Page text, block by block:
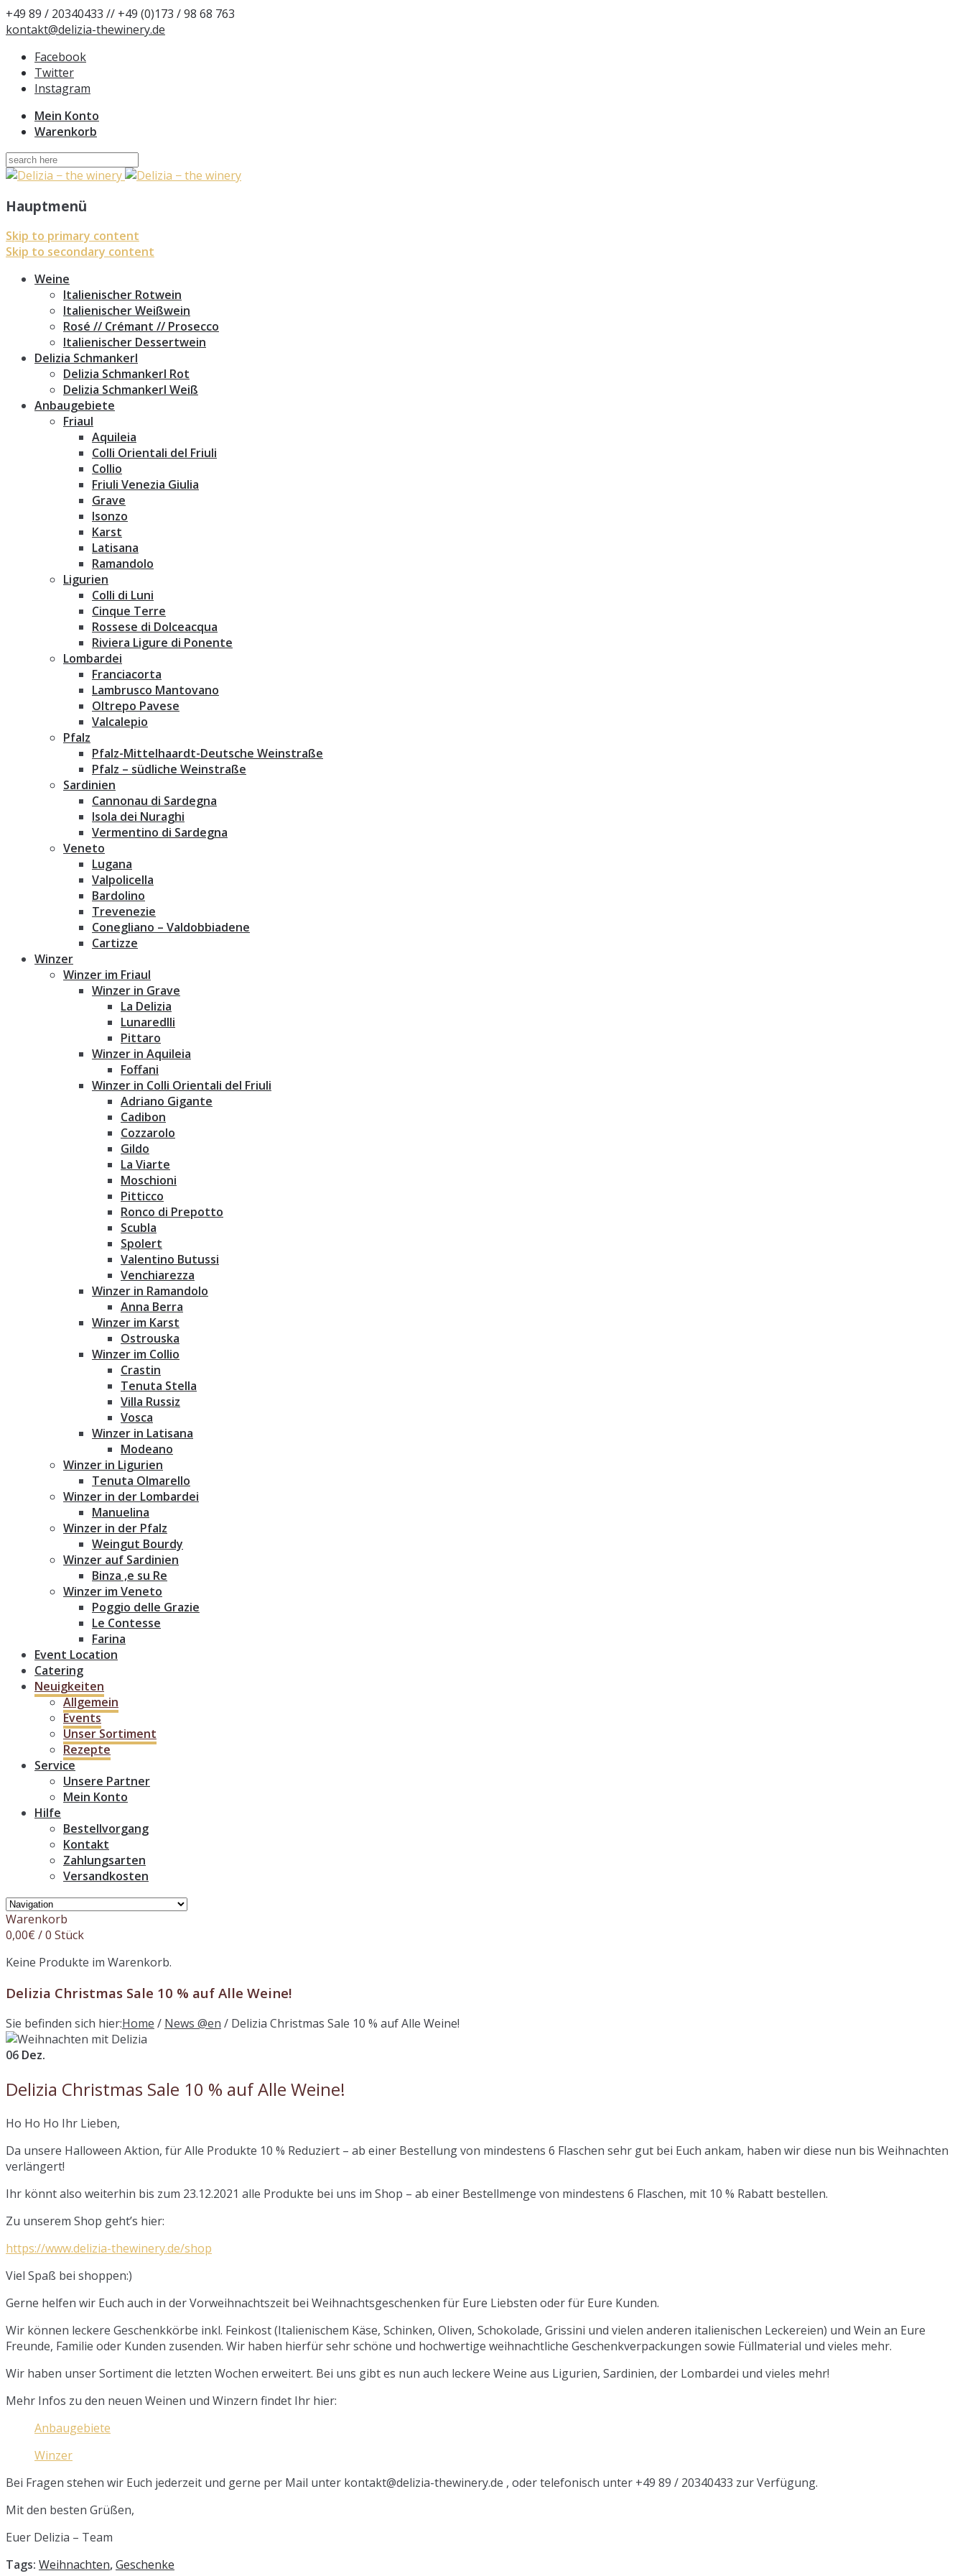
+49 89 / 20340433 // +49 (0)173 / 98 68 763
kontakt@delizia-thewinery.de
Facebook
Twitter
Instagram
Mein Konto
Warenkorb
Suchen
nach:
Hauptmenü
Skip to primary content
Skip to secondary content
Weine
Italienischer Rotwein
Italienischer Weißwein
Rosé // Crémant // Prosecco
Italienischer Dessertwein
Delizia Schmankerl
Delizia Schmankerl Rot
Delizia Schmankerl Weiß
Anbaugebiete
Friaul
Aquileia
Colli Orientali del Friuli
Collio
Friuli Venezia Giulia
Grave
Isonzo
Karst
Latisana
Ramandolo
Ligurien
Colli di Luni
Cinque Terre
Rossese di Dolceacqua
Riviera Ligure di Ponente
Lombardei
Franciacorta
Lambrusco Mantovano
Oltrepo Pavese
Valcalepio
Pfalz
Pfalz-Mittelhaardt-Deutsche Weinstraße
Pfalz – südliche Weinstraße
Sardinien
Cannonau di Sardegna
Isola dei Nuraghi
Vermentino di Sardegna
Veneto
Lugana
Valpolicella
Bardolino
Trevenezie
Conegliano – Valdobbiadene
Cartizze
Winzer
Winzer im Friaul
Winzer in Grave
La Delizia
Lunaredlli
Pittaro
Winzer in Aquileia
Foffani
Winzer in Colli Orientali del Friuli
Adriano Gigante
Cadibon
Cozzarolo
Gildo
La Viarte
Moschioni
Pitticco
Ronco di Prepotto
Scubla
Spolert
Valentino Butussi
Venchiarezza
Winzer in Ramandolo
Anna Berra
Winzer im Karst
Ostrouska
Winzer im Collio
Crastin
Tenuta Stella
Villa Russiz
Vosca
Winzer in Latisana
Modeano
Winzer in Ligurien
Tenuta Olmarello
Winzer in der Lombardei
Manuelina
Winzer in der Pfalz
Weingut Bourdy
Winzer auf Sardinien
Binza ‚e su Re
Winzer im Veneto
Poggio delle Grazie
Le Contesse
Farina
Event Location
Catering
Neuigkeiten
Allgemein
Events
Unser Sortiment
Rezepte
Service
Unsere Partner
Mein Konto
Hilfe
Bestellvorgang
Kontakt
Zahlungsarten
Versandkosten
Warenkorb
0,00€ / 0 Stück
Keine Produkte im Warenkorb.
Delizia Christmas Sale 10 % auf Alle Weine!
Sie befinden sich hier:Home / News @en / Delizia Christmas Sale 10 % auf Alle Weine!
06 Dez.
Delizia Christmas Sale 10 % auf Alle Weine!
Ho Ho Ho Ihr Lieben,
Da unsere Halloween Aktion, für Alle Produkte 10 % Reduziert – ab einer Bestellung von mindestens 6 Flaschen sehr gut bei Euch ankam, haben wir diese nun bis Weihnachten
verlängert!
Ihr könnt also weiterhin bis zum 23.12.2021 alle Produkte bei uns im Shop – ab einer Bestellmenge von mindestens 6 Flaschen, mit 10 % Rabatt bestellen.
Zu unserem Shop geht’s hier:
https://www.delizia-thewinery.de/shop
Viel Spaß bei shoppen:)
Gerne helfen wir Euch auch in der Vorweihnachtszeit bei Weihnachtsgeschenken für Eure Liebsten oder für Eure Kunden.
Wir können leckere Geschenkkörbe inkl. Feinkost (Italienischem Käse, Schinken, Oliven, Schokolade, Grissini und vielen anderen italienischen Leckereien) und Wein an Eure
Freunde, Familie oder Kunden zusenden. Wir haben hierfür sehr schöne und hochwertige weihnachtliche Geschenkverpackungen sowie Füllmaterial und vieles mehr.
Wir haben unser Sortiment die letzten Wochen erweitert. Bei uns gibt es nun auch leckere Weine aus Ligurien, Sardinien, der Lombardei und vieles mehr!
Mehr Infos zu den neuen Weinen und Winzern findet Ihr hier:
Anbaugebiete
Winzer
Bei Fragen stehen wir Euch jederzeit und gerne per Mail unter kontakt@delizia-thewinery.de , oder telefonisch unter +49 89 / 20340433 zur Verfügung.
Mit den besten Grüßen,
Euer Delizia – Team
Tags: Weihnachten,Geschenke